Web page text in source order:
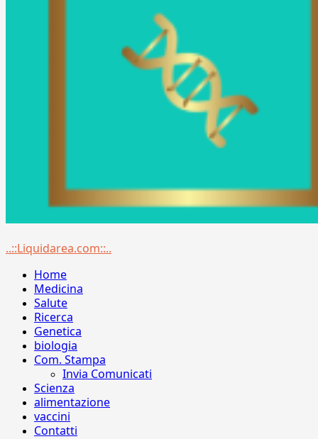
Menu
..::Liquidarea.com::..
Home
Medicina
Salute
Ricerca
Genetica
biologia
Com. Stampa
Invia Comunicati
Scienza
alimentazione
vaccini
Contatti